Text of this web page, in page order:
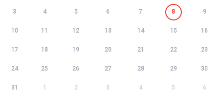
3 4 5 6 7 8 9
10 11 12 13 14 15 16
17 18 19 20 21 22 23
24 25 26 27 28 29 30
31 1 2 3 4 5 6